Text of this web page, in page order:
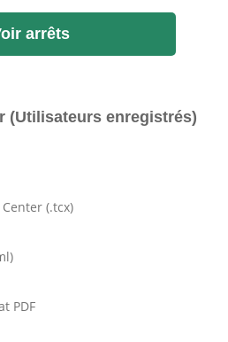
arrêts
(Utilisateurs enregistrés)
(.tcx)
PDF